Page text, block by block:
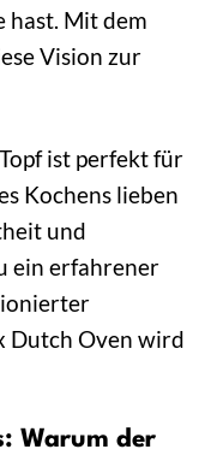
hast. Mit dem
Vision zur
ist perfekt für
Kochens lieben
und
ein erfahrener
Dutch Oven wird
Warum der